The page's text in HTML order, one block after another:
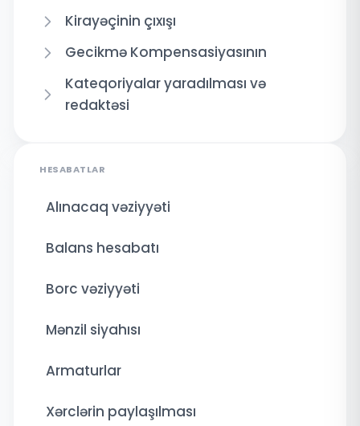
Kirayəçinin çıxışı
Gecikmə Kompensasiyasının
Kateqoriyalar yaradılması və
redaktəsi
HESABATLAR
Alınacaq vəziyyəti
Balans hesabatı
Borc vəziyyəti
Mənzil siyahısı
Armaturlar
Xərclərin paylaşılması